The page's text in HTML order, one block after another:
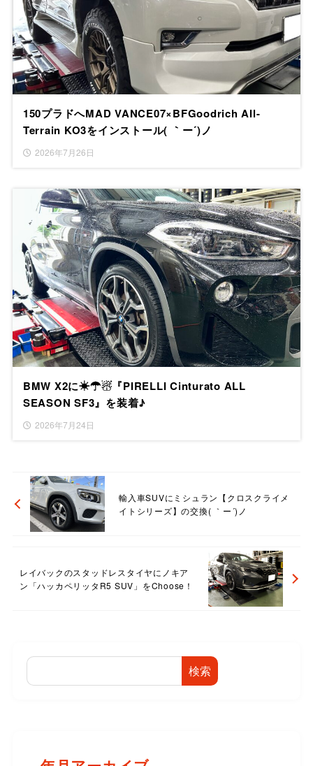
150プラドへMAD VANCE07×BFGoodrich All-
Terrain KO3をインストール( ｀ー´)ノ
2026年7月26日
BMW X2に☀☂☃『PIRELLI Cinturato ALL
SEASON SF3』を装着♪
2026年7月24日
輸入車SUVにミシュラン【クロスクライメ
イトシリーズ】の交換( ｀ー´)ノ
レイバックのスタッドレスタイヤにノキア
ン「ハッカペリッタR5 SUV」をChoose！
検索